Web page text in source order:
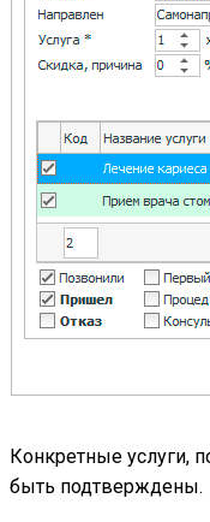
Конкретные услуги,
быть подтверждены.